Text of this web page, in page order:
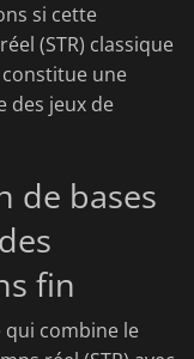
si cette
(STR) classique
une
des jeux de
de bases
fin
combine le